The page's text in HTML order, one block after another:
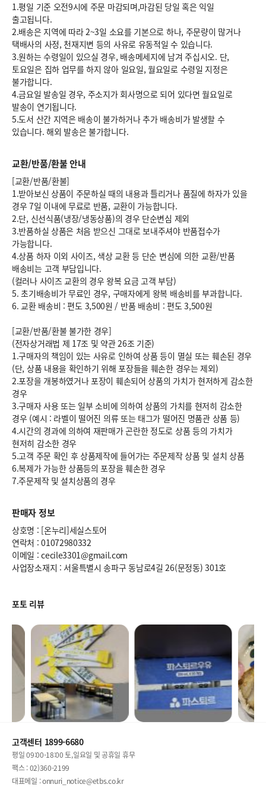
1.평일 기준 오전9시에 주문 마감되며,마감된 당일 혹은 익일
출고됩니다.
2.배송은 지역에 따라 2~3일 소요를 기본으로 하나, 주문량이 많거나
택배사의 사정, 천재지변 등의 사유로 유동적일 수 있습니다.
3.원하는 수령일이 있으실 경우, 배송메세지에 남겨 주십시오. 단,
토요일은 집하 업무를 하지 않아 일요일, 월요일로 수령일 지정은
불가합니다.
4.금요일 발송일 경우, 주소지가 회사명으로 되어 있다면 월요일로
발송이 연기됩니다.
5.도서 산간 지역은 배송이 불가하거나 추가 배송비가 발생할 수
있습니다. 해외 발송은 불가합니다.
교환/반품/환불 안내
[교환/반품/환불]
1.받아보신 상품이 주문하실 때의 내용과 틀리거나 품질에 하자가 있을
경우 7일 이내에 무료로 반품, 교환이 가능합니다.
2.단, 신선식품(냉장/냉동상품)의 경우 단순변심 제외
3.반품하실 상품은 처음 받으신 그대로 보내주셔야 반품접수가
가능합니다.
4.상품 하자 이외 사이즈, 색상 교환 등 단순 변심에 의한 교환/반품
배송비는 고객 부담입니다.
(컬러나 사이즈 교환의 경우 왕복 요금 고객 부담)
5. 초기배송비가 무료인 경우, 구매자에게 왕복 배송비를 부과합니다.
6.교환 배송비 : 편도 3,500원 / 반품 배송비 : 편도 3,500원
[교환/반품/환불 불가한 경우]
(전자상거래법 제 17조 및 약관 26조 기준)
1.구매자의 책임이 있는 사유로 인하여 상품 등이 멸실 또는 훼손된 경우
(단, 상품 내용을 확인하기 위해 포장들을 훼손한 경우는 제외)
2.포장을 개봉하였거나 포장이 훼손되어 상품의 가치가 현저하게 감소한
경우
3.구매자 사용 또는 일부 소비에 의하여 상품의 가치를 현저히 감소한
경우 (예시 : 라벨이 떨어진 의류 또는 태그가 떨어진 명품관 상품 등)
4.시간의 경과에 의하여 재판매가 곤란한 정도로 상품 등의 가치가
현저히 감소한 경우
5.고객 주문 확인 후 상품제작에 들어가는 주문제작 상품 및 설치 상품
6.복제가 가능한 상품등의 포장을 훼손한 경우
7.주문제작 및 설치상품의 경우
판매자 정보
상호명 : [온누리]세실스토어
연락처 : 01072980332
이메일 : cecile3301@gmail.com
사업장소재지 : 서울특별시 송파구 동남로4길 26(문정동) 301호
포토 리뷰
고객센터 1899-6680
평일 09:00-18:00 토,일요일 및 공휴일 휴무
팩스 : 02)360-2199
대표메일 : onnuri_notice@etbs.co.kr